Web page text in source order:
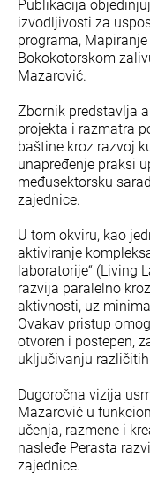
Publikacija
izvodljivosti za
programa,
Bokokotorskom
Mazarović.
Zbornik predstavlja
projekta i razmatra
baštine kroz razvoj
unapređenje praksi
međusektorsku
zajednice.
U tom okviru, kao
aktiviranje
laboratorije“ (Living
razvija paralelno
aktivnosti, uz
Ovakav pristup
otvoren i postepen,
uključivanju različitih
Dugoročna vizija
Mazarović u
učenja, razmene i
nasleđe Perasta
zajednice.